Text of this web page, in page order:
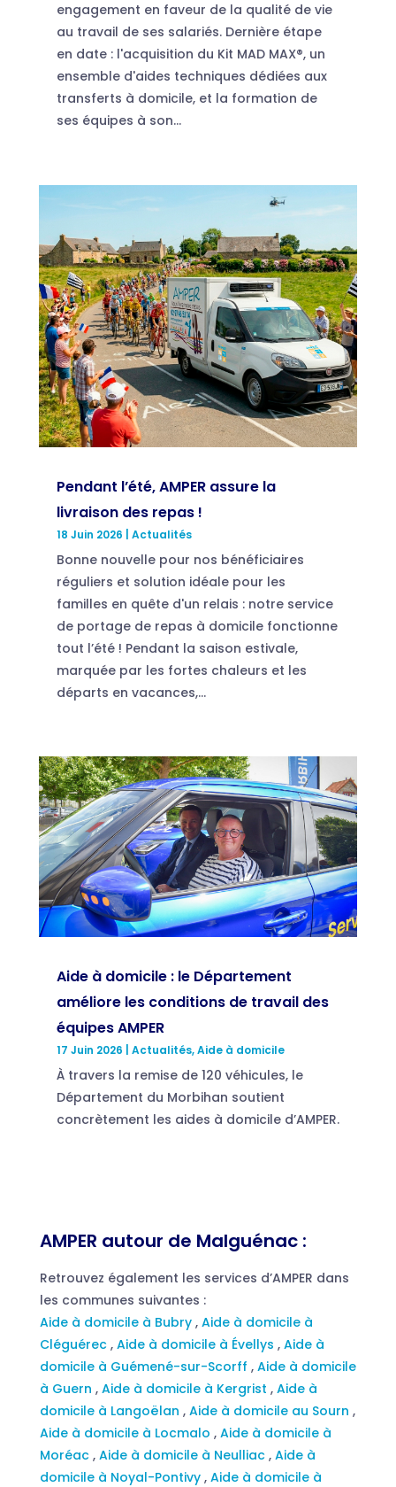
engagement en faveur de la qualité de vie
au travail de ses salariés. Dernière étape
en date : l'acquisition du Kit MAD MAX®, un
ensemble d'aides techniques dédiées aux
transferts à domicile, et la formation de
ses équipes à son...
Pendant l’été, AMPER assure la
livraison des repas !
18 Juin 2026 Actualités
Bonne nouvelle pour nos bénéficiaires
réguliers et solution idéale pour les
familles en quête d'un relais : notre service
de portage de repas à domicile fonctionne
tout l’été ! Pendant la saison estivale,
marquée par les fortes chaleurs et les
départs en vacances,...
Aide à domicile : le Département
améliore les conditions de travail des
équipes AMPER
17 Juin 2026 Actualités,Aide à domicile
À travers la remise de 120 véhicules, le
Département du Morbihan soutient
concrètement les aides à domicile d’AMPER.
AMPER autour de Malguénac :
Retrouvez également les services d’AMPER dans
les communes suivantes :
Aide à domicile à Bubry , Aide à domicile à
Cléguérec , Aide à domicile à Évellys , Aide à
domicile à Guémené-sur-Scorff , Aide à domicile
à Guern , Aide à domicile à Kergrist , Aide à
domicile à Langoëlan , Aide à domicile au Sourn ,
Aide à domicile à Locmalo , Aide à domicile à
Moréac , Aide à domicile à Neulliac , Aide à
domicile à Noyal-Pontivy , Aide à domicile à